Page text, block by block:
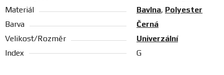
Materiál
Bavlna, Polyester
Barva
Černá
Velikost/Rozměr
Univerzální
Index
G